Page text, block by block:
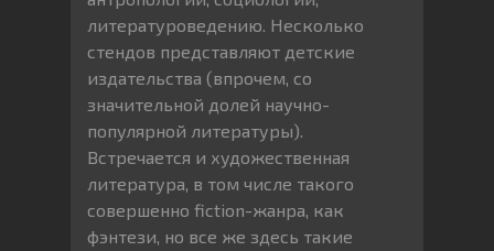
литературоведению. Несколько
стендов представляют детские
издательства (впрочем, со
значительной долей научно-
популярной литературы).
Встречается и художественная
литература, в том числе такого
совершенно fiction-жанра, как
фэнтези, но все же здесь такие